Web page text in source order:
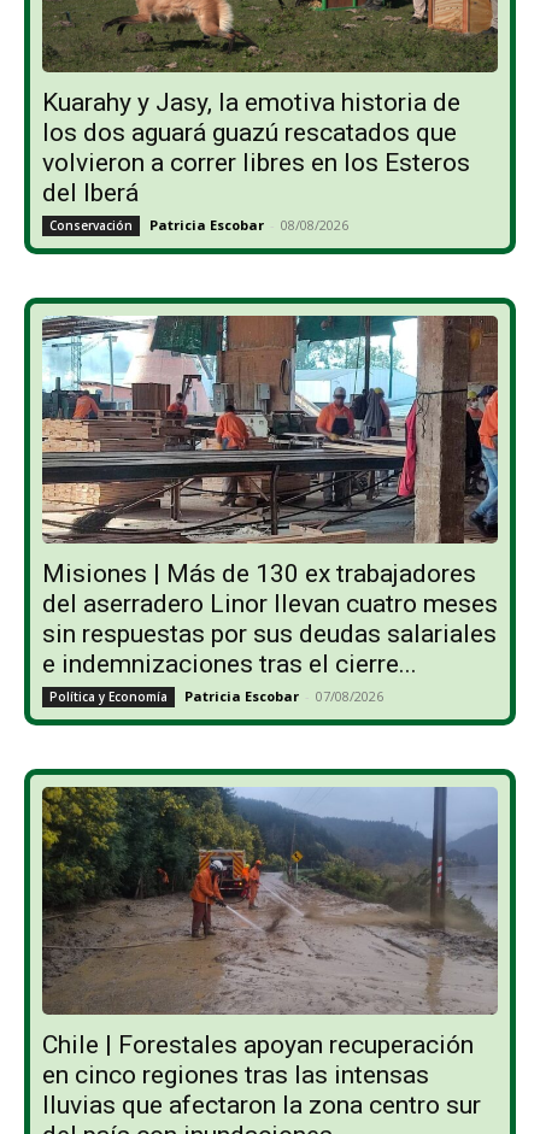
Kuarahy y Jasy, la emotiva historia de
los dos aguará guazú rescatados que
volvieron a correr libres en los Esteros
del Iberá
Conservación Patricia Escobar - 08/08/2026
Misiones | Más de 130 ex trabajadores
del aserradero Linor llevan cuatro meses
sin respuestas por sus deudas salariales
e indemnizaciones tras el cierre...
Política y Economía Patricia Escobar - 07/08/2026
Chile | Forestales apoyan recuperación
en cinco regiones tras las intensas
lluvias que afectaron la zona centro sur